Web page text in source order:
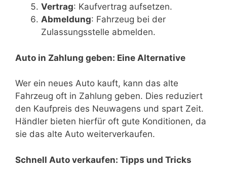
Vertrag: Kaufvertrag aufsetzen.
Abmeldung: Fahrzeug bei der
Zulassungsstelle abmelden.
Auto in Zahlung geben: Eine Alternative
Wer ein neues Auto kauft, kann das alte
Fahrzeug oft in Zahlung geben. Dies reduziert
den Kaufpreis des Neuwagens und spart Zeit.
Händler bieten hierfür oft gute Konditionen, da
sie das alte Auto weiterverkaufen.
Schnell Auto verkaufen: Tipps und Tricks